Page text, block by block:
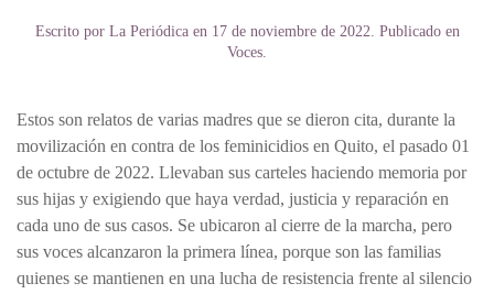
Escrito por La Periódicaen 17 de noviembre de 2022. Publicado en
Voces.
Estos son relatos de varias madres que se dieron cita, durante la
movilización en contra de los feminicidios en Quito, el pasado 01
de octubre de 2022. Llevaban sus carteles haciendo memoria por
sus hijas y exigiendo que haya verdad, justicia y reparación en
cada uno de sus casos. Se ubicaron al cierre de la marcha, pero
sus voces alcanzaron la primera línea, porque son las familias
quienes se mantienen en una lucha de resistencia frente al silencio